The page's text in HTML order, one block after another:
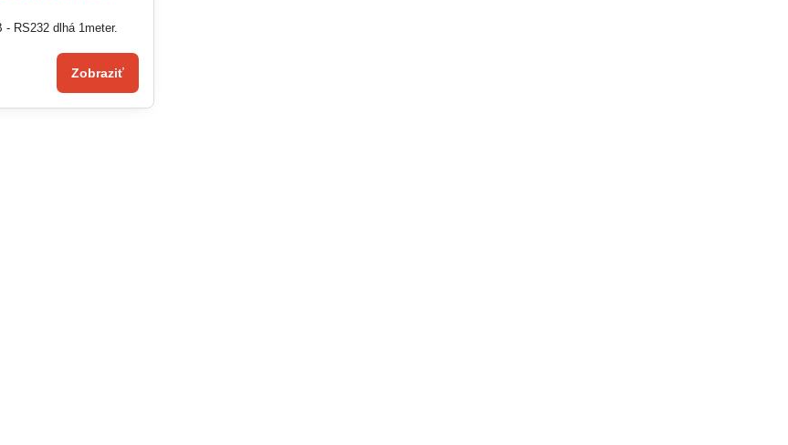
Káblová redukcia USB - RS232 dlhá 1meter.
Zobraziť